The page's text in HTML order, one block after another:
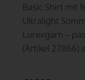
Basic Shirt mit
Ultralight
Lurexgarn –
(Artikel 27866)